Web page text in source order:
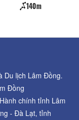
140m
Du lịch Lâm Đồng.
Đồng
chính tỉnh Lâm
- Đà Lạt, tỉnh